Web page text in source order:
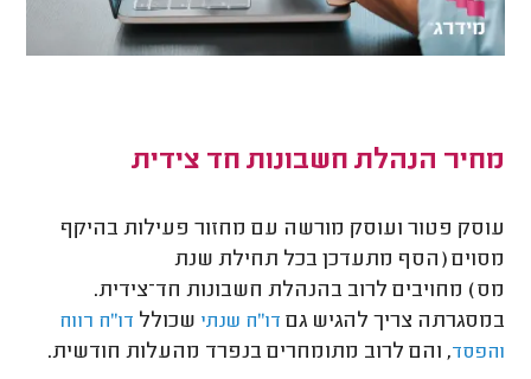
מחיר הנהלת חשבונות חד צידית
עוסק פטור ועוסק מורשה עם מחזור פעילות בהיקף
מסוים (הסף מתעדכן בכל תחילת שנת
מס) מחויבים לרוב בהנהלת חשבונות חד־צידית.
במסגרתה צריך להגיש גם דו"ח שנתי שכולל דו"ח רווח
והפסד, והם לרוב מתומחרים בנפרד מהעלות חודשית.